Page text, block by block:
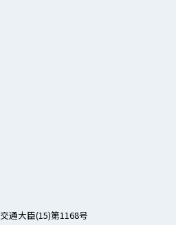
通大臣(15)第1168号